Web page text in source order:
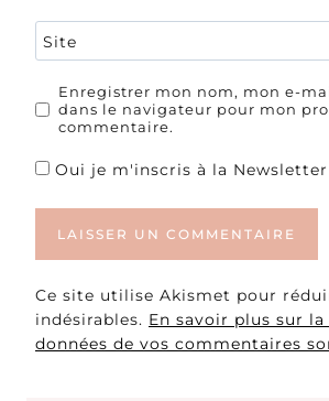
Site
Enregistrer mon nom, mon e-
dans le navigateur pour mon
commentaire.
Oui je m'inscris à la Newsletter
Ce site utilise Akismet pour
indésirables. En savoir plus sur
données de vos commentaires